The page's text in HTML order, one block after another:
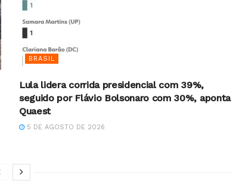
BRASIL
Lula lidera corrida presidencial com 39%,
seguido por Flávio Bolsonaro com 30%, aponta
Quaest
5 DE AGOSTO DE 2026